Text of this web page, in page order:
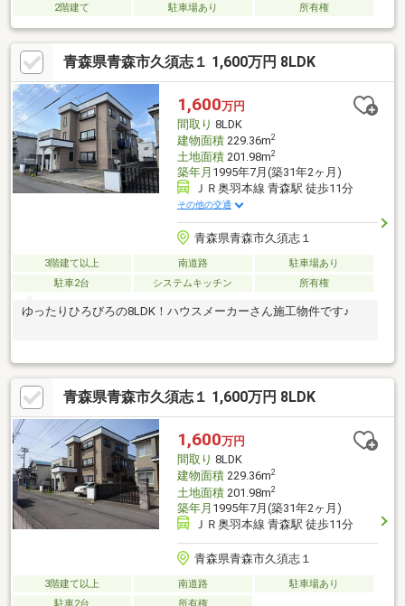
2階建て 駐車場あり 所有権
青森県青森市久須志１ 1,600万円 8LDK
1,600万円
間取り 8LDK
建物面積229.36m2
土地面積201.98m2
築年月 1995年7月(築31年2ヶ月)
ＪＲ奥羽本線 青森駅 徒歩11分
その他の交通
青森県青森市久須志１
3階建て以上 南道路
駐車場あり
駐車2台
システムキッチン 所有権
ゆったりひろびろの8LDK！ハウスメーカーさん施工物件です♪
青森県青森市久須志１ 1,600万円 8LDK
1,600万円
間取り 8LDK
建物面積229.36m2
土地面積201.98m2
築年月 1995年7月(築31年2ヶ月)
ＪＲ奥羽本線 青森駅 徒歩11分
青森県青森市久須志１
3階建て以上 南道路
駐車場あり